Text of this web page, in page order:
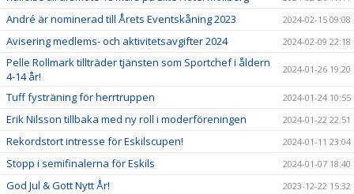
André är nominerad till Årets Eventskåning 2023 2024-02-15 09:08
Avisering medlems- och aktivitetsavgifter 2024 2024-02-09 22:18
Pelle Rollmark tillträder tjänsten som Sportchef i åldern
4-14 år!
2024-01-26 19:20
Tuff fysträning för herrtruppen 2024-01-24 10:55
Erik Nilsson tillbaka med ny roll i moderföreningen 2024-01-22 22:51
Rekordstort intresse för Eskilscupen! 2024-01-11 23:04
Stopp i semifinalerna för Eskils 2024-01-07 18:40
God Jul & Gott Nytt År! 2023-12-22 15:32